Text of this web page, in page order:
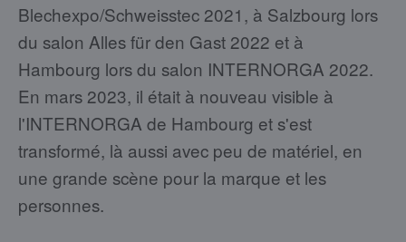
Blechexpo/Schweisstec 2021, à Salzbourg lors
du salon Alles für den Gast 2022 et à
Hambourg lors du salon INTERNORGA 2022.
En mars 2023, il était à nouveau visible à
l'INTERNORGA de Hambourg et s'est
transformé, là aussi avec peu de matériel, en
une grande scène pour la marque et les
personnes.